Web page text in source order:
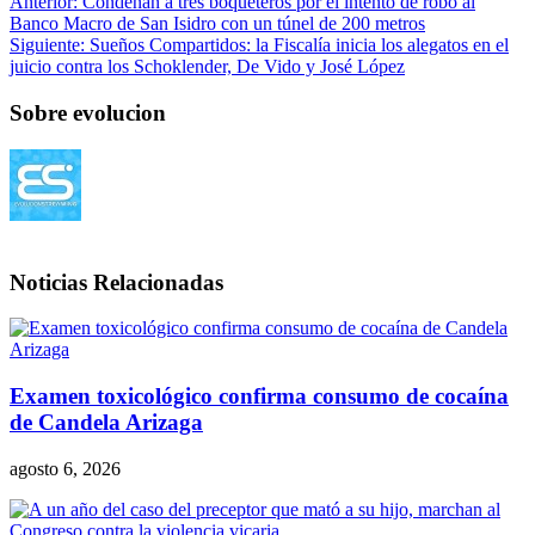
Banco Macro de San Isidro con un túnel de 200 metros
Siguiente: Sueños Compartidos: la Fiscalía inicia los alegatos en el
juicio contra los Schoklender, De Vido y José López
Sobre evolucion
Noticias Relacionadas
Examen toxicológico confirma consumo de cocaína
de Candela Arizaga
agosto 6, 2026